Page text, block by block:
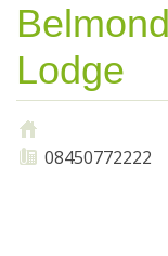
Lodge
08450772222